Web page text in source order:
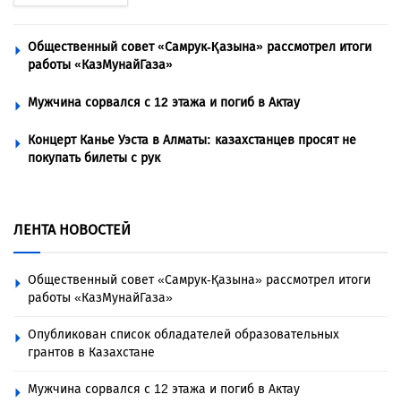
Общественный совет «Самрук-Қазына» рассмотрел итоги
работы «КазМунайГаза»
Мужчина сорвался с 12 этажа и погиб в Актау
Концерт Канье Уэста в Алматы: казахстанцев просят не
покупать билеты с рук
ЛЕНТА НОВОСТЕЙ
Общественный совет «Самрук-Қазына» рассмотрел итоги
работы «КазМунайГаза»
Опубликован список обладателей образовательных
грантов в Казахстане
Мужчина сорвался с 12 этажа и погиб в Актау